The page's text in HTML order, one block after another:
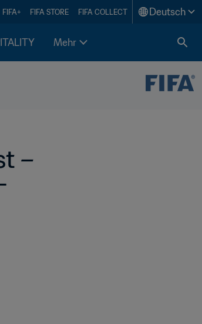
FIFA+ FIFA STORE FIFA COLLECT Deutsch
Mehr
–